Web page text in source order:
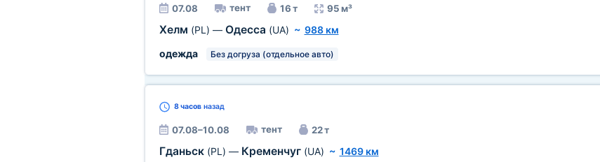
07.08 тент 16 т 95 м³
Хелм (PL) — Одесса (UA) ~ 988 км
одежда
Без догруза (отдельное авто)
8 часовназад
07.08–10.08 тент 22 т
Гданьск (PL) — Кременчуг (UA) ~ 1469 км